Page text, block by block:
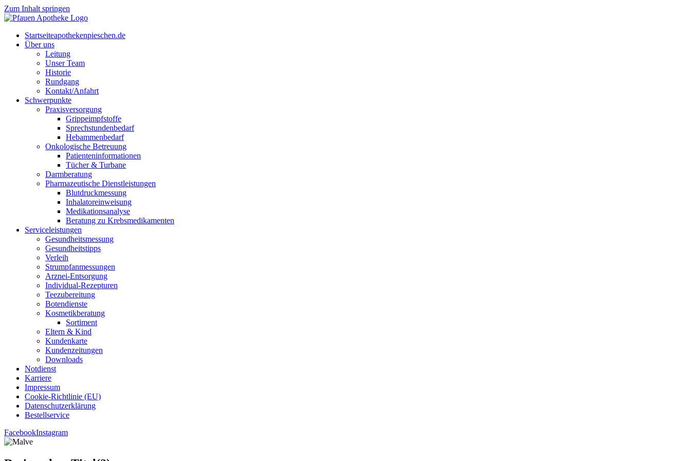
Zum Inhalt springen
Start­sei­teapothekenpieschen.de
Über uns
Lei­tung
Unser Team
His­to­rie
Rund­gang
Kontakt/Anfahrt
Schwer­punk­te
Pra­xis­ver­sor­gung
Grip­pe­impf­stof­fe
Sprech­stun­den­be­darf
Heb­am­men­be­darf
Onko­lo­gi­sche Betreuung
Pati­en­ten­in­for­ma­tio­nen
Tücher & Turbane
Darm­be­ra­tung
Phar­ma­zeu­ti­sche Dienstleistungen
Blut­druck­mes­sung
Inha­la­tor­ein­wei­sung
Medi­ka­ti­ons­ana­ly­se
Bera­tung zu Krebsmedikamenten
Ser­vice­leis­tun­gen
Gesund­heits­mes­sung
Gesund­heits­tipps
Ver­leih
Strumpfan­mes­sun­gen
Arz­n­ei-Ent­­sor­­gung
Indi­­vi­­du­al-Rezep­­tu­­ren
Tee­zu­be­rei­tung
Boten­diens­te
Kos­me­tik­be­ra­tung
Sor­ti­ment
Eltern & Kind
Kun­den­kar­te
Kun­den­zei­tun­gen
Down­loads
Not­dienst
Kar­rie­re
Impres­sum
Coo­kie-Rich­t­­li­­nie (EU)
Datenschutz­erklärung
Bestell­ser­vice
FacebookInstagram